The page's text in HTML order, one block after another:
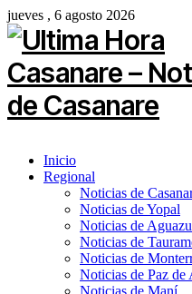
jueves , 6 agosto 2026
Inicio
Regional
Noticias de
Noticias de Yopal
Noticias de
Noticias de
Noticias de
Noticias de Paz de
Noticias de Maní